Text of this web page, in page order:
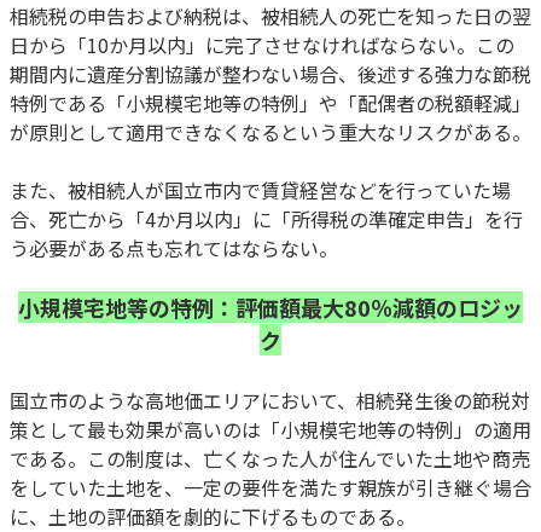
相続税の申告および納税は、被相続人の死亡を知った日の翌
日から「10か月以内」に完了させなければならない。この
期間内に遺産分割協議が整わない場合、後述する強力な節税
特例である「小規模宅地等の特例」や「配偶者の税額軽減」
が原則として適用できなくなるという重大なリスクがある。
また、被相続人が国立市内で賃貸経営などを行っていた場
合、死亡から「4か月以内」に「所得税の準確定申告」を行
う必要がある点も忘れてはならない。
小規模宅地等の特例：評価額最大80％減額のロジッ
ク
国立市のような高地価エリアにおいて、相続発生後の節税対
策として最も効果が高いのは「小規模宅地等の特例」の適用
である。この制度は、亡くなった人が住んでいた土地や商売
をしていた土地を、一定の要件を満たす親族が引き継ぐ場合
に、土地の評価額を劇的に下げるものである。